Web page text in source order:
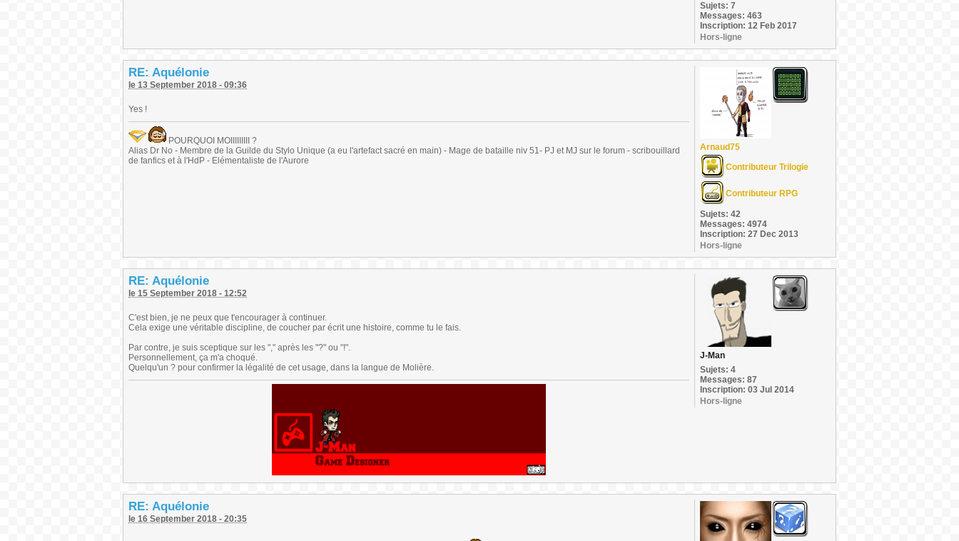
Sujets: 7
Messages: 463
Inscription: 12 Feb 2017
Hors-ligne
RE: Aquélonie
le 13 September 2018 - 09:36
Yes !
POURQUOI MOIIIIIIIII ?
Alias Dr No - Membre de la Guilde du Stylo Unique (a eu l'artefact sacré en main) - Mage de bataille niv 51- PJ et MJ sur le forum - scribouillard
de fanfics et à l'HdP - Elémentaliste de l'Aurore
Arnaud75
Contributeur Trilogie
Contributeur RPG
Sujets: 42
Messages: 4974
Inscription: 27 Dec 2013
Hors-ligne
RE: Aquélonie
le 15 September 2018 - 12:52
C'est bien, je ne peux que t'encourager à continuer.
Cela exige une véritable discipline, de coucher par écrit une histoire, comme tu le fais.
Par contre, je suis sceptique sur les "," après les "?" ou "!".
Personnellement, ça m'a choqué.
Quelqu'un ? pour confirmer la légalité de cet usage, dans la langue de Molière.
J-Man
Sujets: 4
Messages: 87
Inscription: 03 Jul 2014
Hors-ligne
RE: Aquélonie
le 16 September 2018 - 20:35